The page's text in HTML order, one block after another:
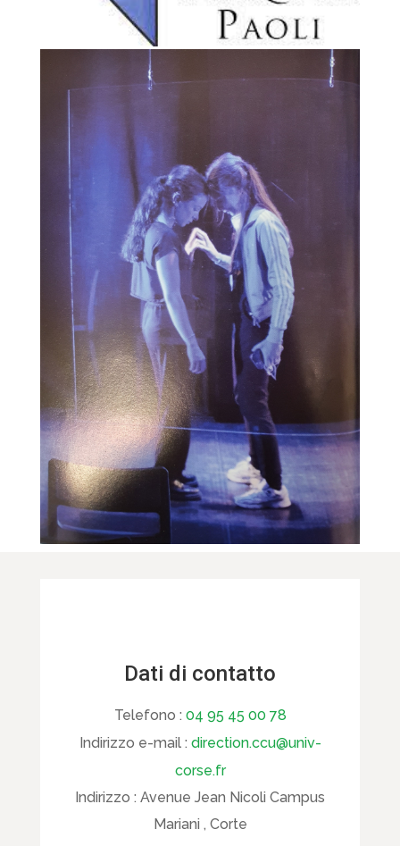
Dati di contatto
Telefono : 04 95 45 00 78
Indirizzo e-mail : direction.ccu@univ-
corse.fr
Indirizzo : Avenue Jean Nicoli Campus
Mariani , Corte